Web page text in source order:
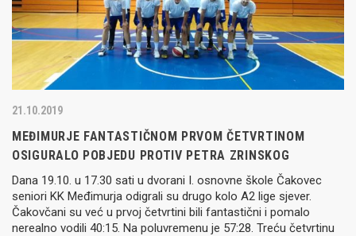
21.10.2019
MEĐIMURJE FANTASTIČNOM PRVOM ČETVRTINOM
OSIGURALO POBJEDU PROTIV PETRA ZRINSKOG
Dana 19.10. u 17.30 sati u dvorani I. osnovne škole Čakovec
seniori KK Međimurja odigrali su drugo kolo A2 lige sjever.
Čakovčani su već u prvoj četvrtini bili fantastični i pomalo
nerealno vodili 40:15. Na poluvremenu je 57:28. Treću četvrtinu